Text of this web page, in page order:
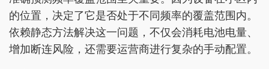
的位置，决定了它是否处于不同频率的覆盖范围内。
依赖静态方法解决这一问题，不仅会消耗电池电量、
增加断连风险，还需要运营商进行复杂的手动配置。